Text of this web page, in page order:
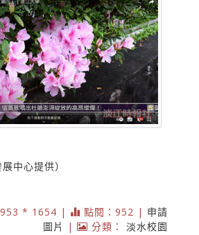
中心提供）
* 1654 | 點閱：952 | 申請
圖片
| 分類： 淡水校園